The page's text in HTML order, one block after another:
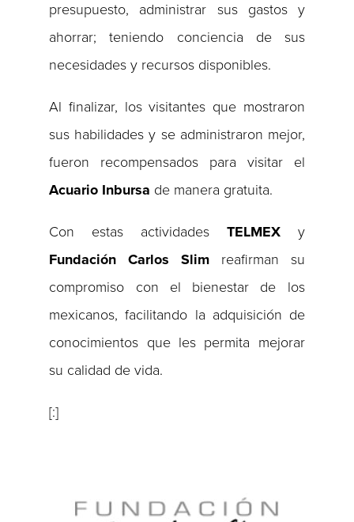
presupuesto, administrar sus gastos y
ahorrar; teniendo conciencia de sus
necesidades y recursos disponibles.
Al finalizar, los visitantes que mostraron
sus habilidades y se administraron mejor,
fueron recompensados para visitar el
Acuario Inbursa de manera gratuita.
Con estas actividades TELMEX y
Fundación Carlos Slim reafirman su
compromiso con el bienestar de los
mexicanos, facilitando la adquisición de
conocimientos que les permita mejorar
su calidad de vida.
[:]